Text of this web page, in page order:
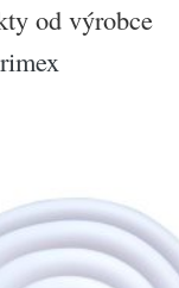
od výrobce